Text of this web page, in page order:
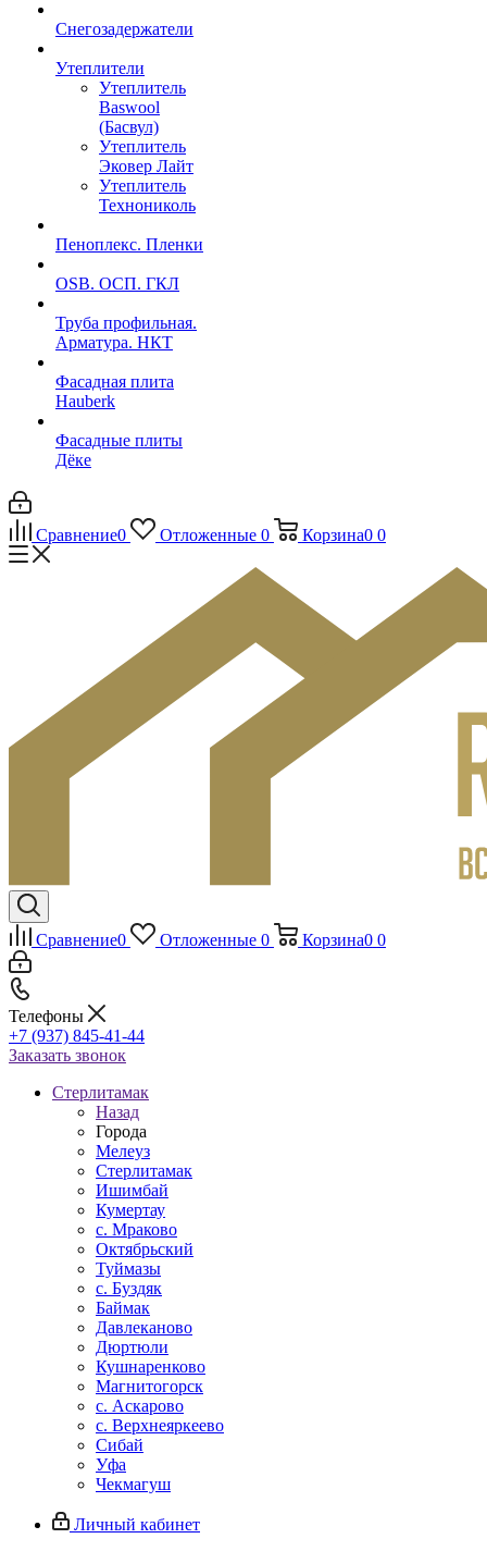
Снегозадержатели
Утеплители
Утеплитель
Baswool
(Басвул)
Утеплитель
Эковер Лайт
Утеплитель
Технониколь
Пеноплекс. Пленки
OSB. ОСП. ГКЛ
Труба профильная.
Арматура. НКТ
Фасадная плита
Hauberk
Фасадные плиты
Дёке
Сравнение0 Отложенные 0 Корзина0 0
Сравнение0 Отложенные 0 Корзина0 0
Телефоны
+7 (937) 845-41-44
Заказать звонок
Стерлитамак
Назад
Города
Мелеуз
Стерлитамак
Ишимбай
Кумертау
c. Мраково
Октябрьский
Туймазы
c. Буздяк
Баймак
Давлеканово
Дюртюли
Кушнаренково
Магнитогорск
с. Аскарово
с. Верхнеяркеево
Сибай
Уфа
Чекмагуш
Личный кабинет